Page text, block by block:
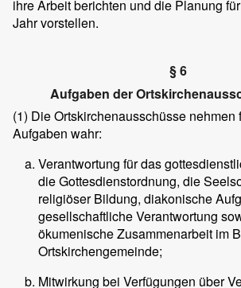
ihre Arbeit berichten und die Planung
Jahr vorstellen.
§ 6
Aufgaben der
(1) Die Ortskirchenausschüsse nehmen
Aufgaben wahr:
Verantwortung für das
die Gottesdienstordnung, die
religiöser Bildung, diakonische
gesellschaftliche Verantwortung
ökumenische Zusammenarbeit im
Ortskirchengemeinde;
Mitwirkung bei Verfügungen über